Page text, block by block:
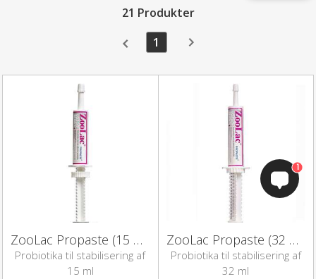
21 Produkter
1
ZooLac Propaste (15 ml)
Probiotika til stabilisering af
fordøjelsen
15 ml
ZooLac Propaste (32 ml)
Probiotika til stabilisering af
fordøjelsen
32 ml
1